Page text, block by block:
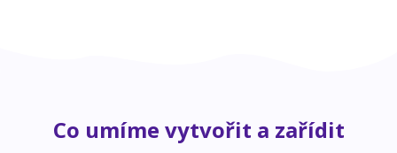
Co umíme vytvořit a zařídit